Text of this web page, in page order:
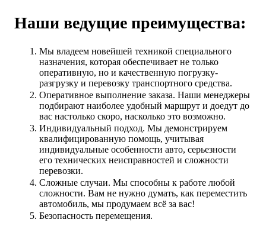
Наши ведущие преимущества:
Мы владеем новейшей техникой специального
назначения, которая обеспечивает не только
оперативную, но и качественную погрузку-
разгрузку и перевозку транспортного средства.
Оперативное выполнение заказа. Наши менеджеры
подбирают наиболее удобный маршрут и доедут до
вас настолько скоро, насколько это возможно.
Индивидуальный подход. Мы демонстрируем
квалифицированную помощь, учитывая
индивидуальные особенности авто, серьезности
его технических неисправностей и сложности
перевозки.
Сложные случаи. Мы способны к работе любой
сложности. Вам не нужно думать, как переместить
автомобиль, мы продумаем всё за вас!
Безопасность перемещения.